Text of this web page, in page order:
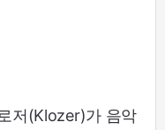
저(Klozer)가 음악